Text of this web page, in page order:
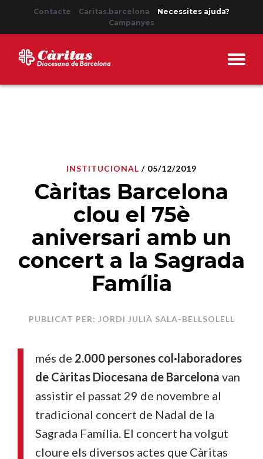
Contacte Caritas.barcelona
Necessites ajuda?
Campanyes
INSTITUCIONAL / 05/12/2019
Càritas Barcelona
clou el 75è
aniversari amb un
concert a la Sagrada
Família
PUBLICAT PER: JORDI JULIÀ SALA-BELLSOLELL
més de 2.000 persones col·laboradores
de Càritas Diocesana de Barcelona van
assistir el passat 29 de novembre al
tradicional concert de Nadal de la
Sagrada Família. El concert ha volgut
cloure els diversos actes que Càritas